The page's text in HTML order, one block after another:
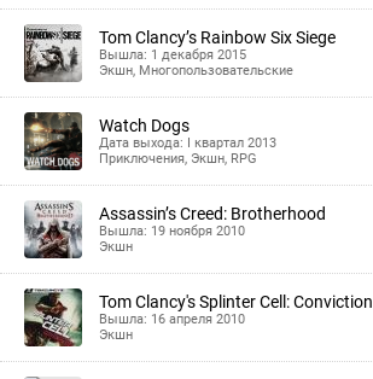
Tom Clancy’s Rainbow Six Siege
Вышла: 1 декабря 2015
Экшн, Многопользовательские
Watch Dogs
Дата выхода: I квартал 2013
Приключения, Экшн, RPG
Assassin’s Creed: Brotherhood
Вышла: 19 ноября 2010
Экшн
Tom Clancy's Splinter Cell: Conviction
Вышла: 16 апреля 2010
Экшн